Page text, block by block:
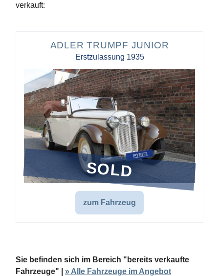
verkauft:
ADLER TRUMPF JUNIOR
Erstzulassung 1935
SOLD
zum Fahrzeug
Sie befinden sich im Bereich "bereits verkaufte
Fahrzeuge" | » Alle Fahrzeuge im Angebot